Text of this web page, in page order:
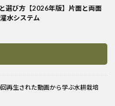
選び方【2026年版】片面と両面
水システム
再生された動画から学ぶ水耕栽培